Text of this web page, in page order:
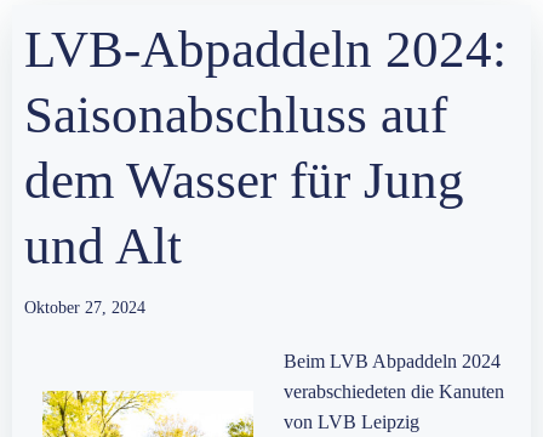
LVB-Abpaddeln 2024:
Saisonabschluss auf
dem Wasser für Jung
und Alt
Oktober 27, 2024
Beim LVB Abpaddeln 2024
verabschiedeten die Kanuten
von LVB Leipzig